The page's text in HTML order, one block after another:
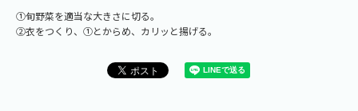
①旬野菜を適当な大きさに切る。
②衣をつくり、①とからめ、カリッと揚げる。